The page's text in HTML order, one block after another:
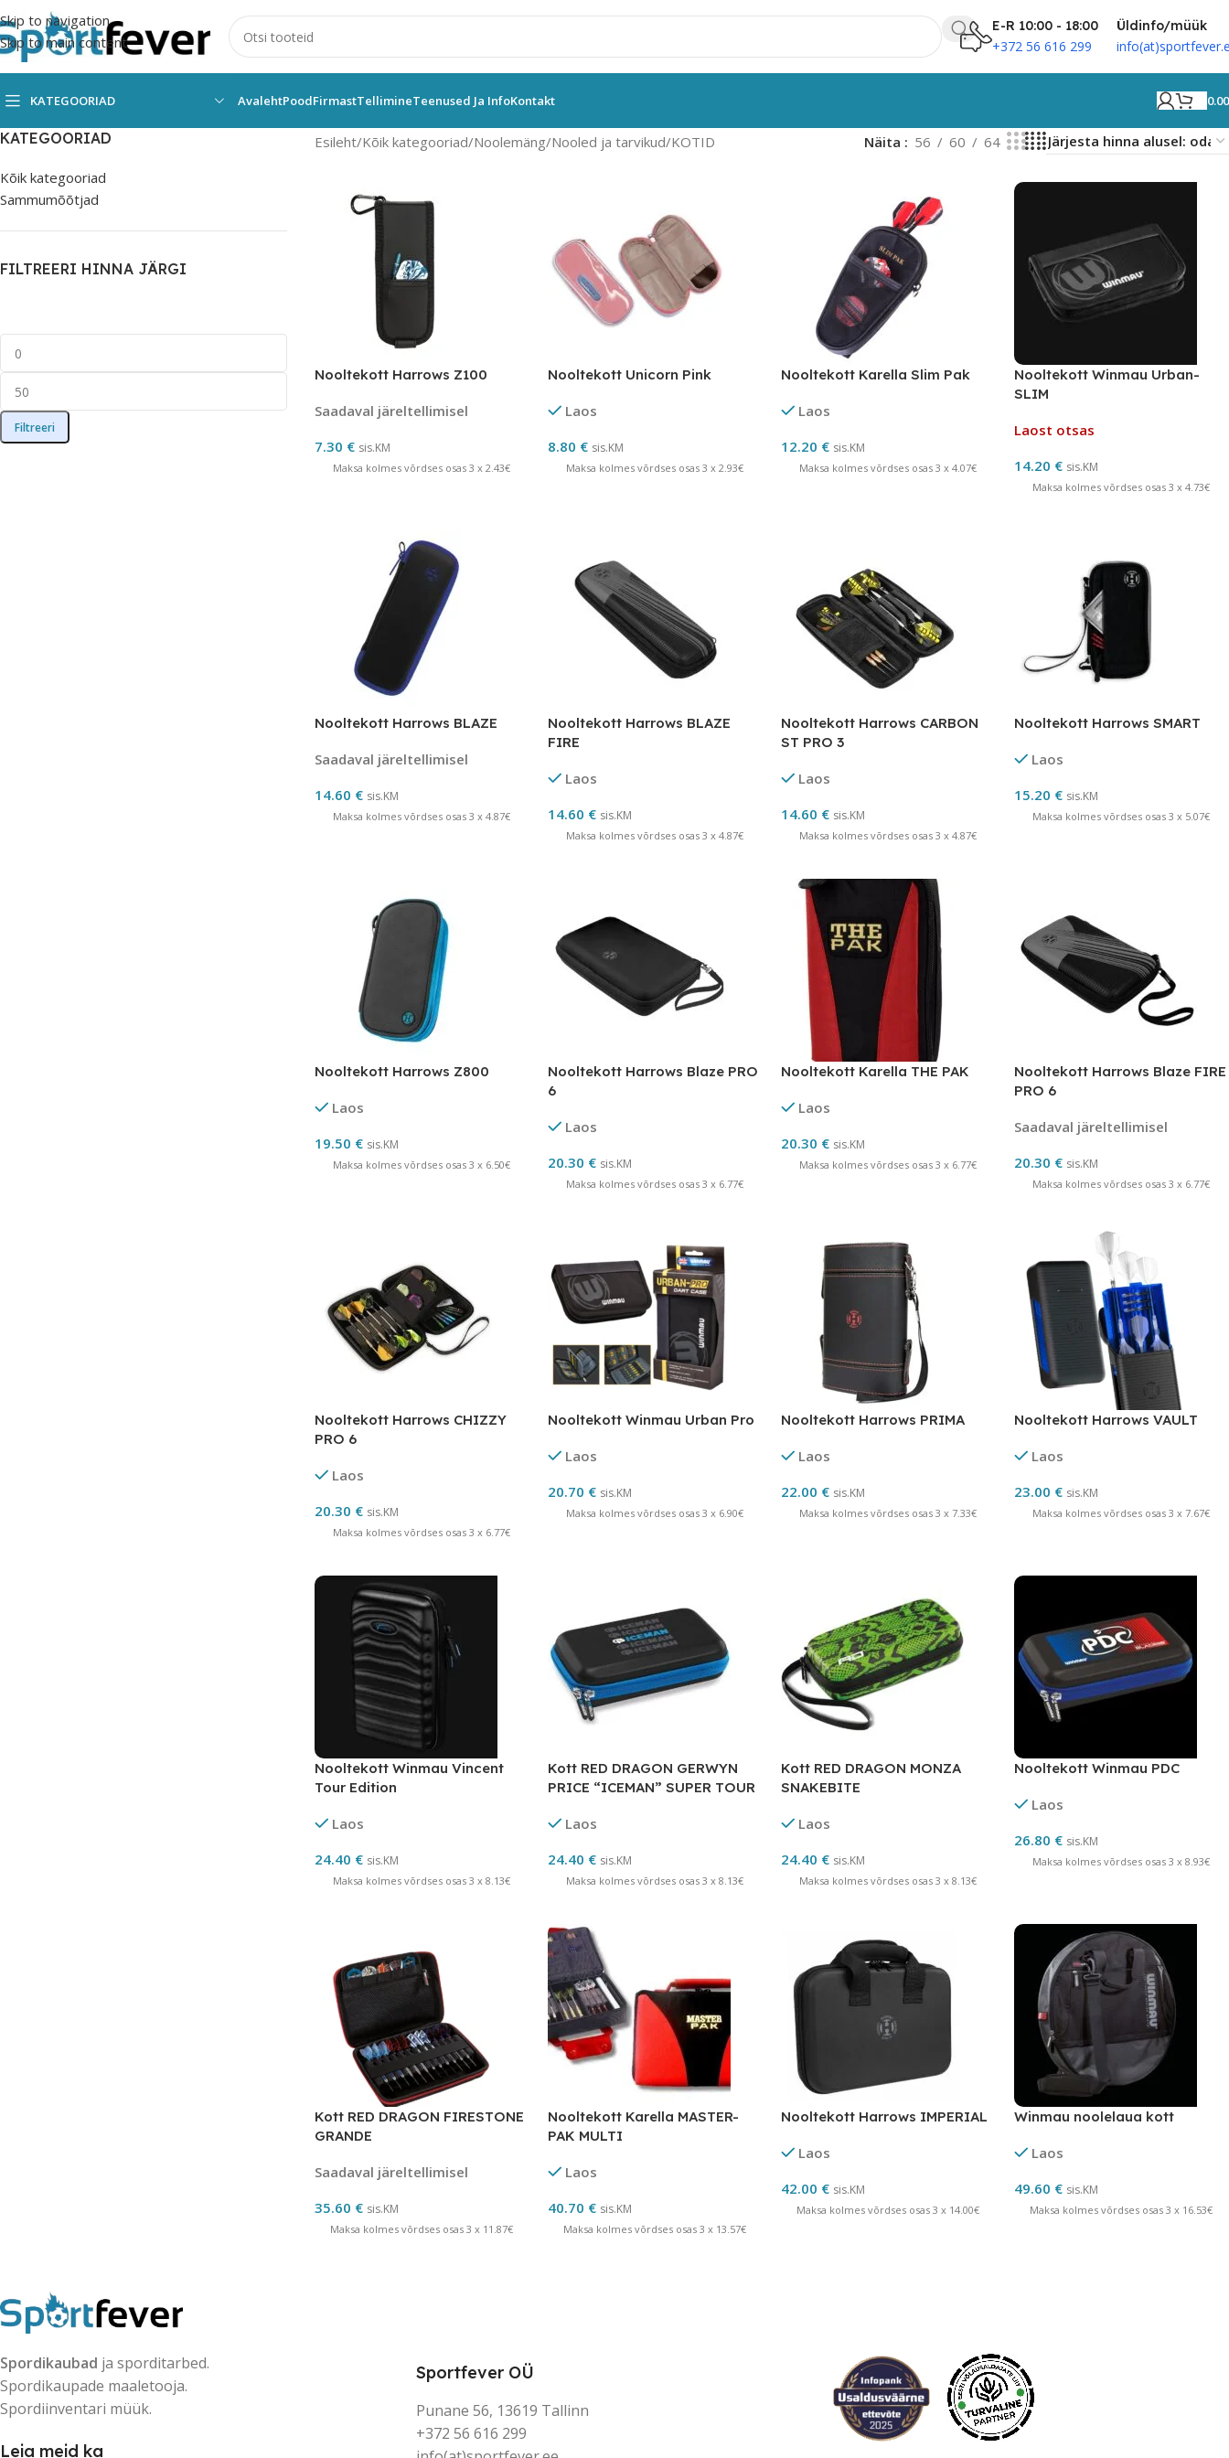
Skip to navigation
Skip to main content
E-R 10:00 - 18:00
+372 56 616 299
Üldinfo/müük
KATEGOORIAD AvalehtPoodFirmastTellimineTeenused Ja InfoKontakt
KATEGOORIAD
Kõik kategooriad
Sammumõõtjad
FILTREERI HINNA JÄRGI
Filtreeri
Esileht Kõik kategooriad Noolemäng Nooled ja tarvikud KOTID Näita 56 60 64
Nooltekott Harrows Z100
Saadaval järeltellimisel
7.30 € sis.KM
Maksa kolmes võrdses osas 3 x 2.43€
Nooltekott Unicorn Pink
Laos
8.80 € sis.KM
Maksa kolmes võrdses osas 3 x 2.93€
Nooltekott Karella Slim Pak
Laos
12.20 € sis.KM
Maksa kolmes võrdses osas 3 x 4.07€
Nooltekott Winmau Urban-
SLIM
Laost otsas
14.20 € sis.KM
Maksa kolmes võrdses osas 3 x 4.73€
Nooltekott Harrows BLAZE
Saadaval järeltellimisel
14.60 € sis.KM
Maksa kolmes võrdses osas 3 x 4.87€
Nooltekott Harrows BLAZE
FIRE
Laos
14.60 € sis.KM
Maksa kolmes võrdses osas 3 x 4.87€
Nooltekott Harrows CARBON
ST PRO 3
Laos
14.60 € sis.KM
Maksa kolmes võrdses osas 3 x 4.87€
Nooltekott Harrows SMART
Laos
15.20 € sis.KM
Maksa kolmes võrdses osas 3 x 5.07€
Nooltekott Harrows Z800
Laos
19.50 € sis.KM
Maksa kolmes võrdses osas 3 x 6.50€
Nooltekott Harrows Blaze PRO
6
Laos
20.30 € sis.KM
Maksa kolmes võrdses osas 3 x 6.77€
Nooltekott Karella THE PAK
Laos
20.30 € sis.KM
Maksa kolmes võrdses osas 3 x 6.77€
Nooltekott Harrows Blaze FIRE
PRO 6
Saadaval järeltellimisel
20.30 € sis.KM
Maksa kolmes võrdses osas 3 x 6.77€
Nooltekott Harrows CHIZZY
PRO 6
Laos
20.30 € sis.KM
Maksa kolmes võrdses osas 3 x 6.77€
Nooltekott Winmau Urban Pro
Laos
20.70 € sis.KM
Maksa kolmes võrdses osas 3 x 6.90€
Nooltekott Harrows PRIMA
Laos
22.00 € sis.KM
Maksa kolmes võrdses osas 3 x 7.33€
Nooltekott Harrows VAULT
Laos
23.00 € sis.KM
Maksa kolmes võrdses osas 3 x 7.67€
Nooltekott Winmau Vincent
Tour Edition
Laos
24.40 € sis.KM
Maksa kolmes võrdses osas 3 x 8.13€
Kott RED DRAGON GERWYN
PRICE “ICEMAN” SUPER TOUR
Laos
24.40 € sis.KM
Maksa kolmes võrdses osas 3 x 8.13€
Kott RED DRAGON MONZA
SNAKEBITE
Laos
24.40 € sis.KM
Maksa kolmes võrdses osas 3 x 8.13€
Nooltekott Winmau PDC
Laos
26.80 € sis.KM
Maksa kolmes võrdses osas 3 x 8.93€
Kott RED DRAGON FIRESTONE
GRANDE
Saadaval järeltellimisel
35.60 € sis.KM
Maksa kolmes võrdses osas 3 x 11.87€
Nooltekott Karella MASTER-
PAK MULTI
Laos
40.70 € sis.KM
Maksa kolmes võrdses osas 3 x 13.57€
Nooltekott Harrows IMPERIAL
Laos
42.00 € sis.KM
Maksa kolmes võrdses osas 3 x 14.00€
Winmau noolelaua kott
Laos
49.60 € sis.KM
Maksa kolmes võrdses osas 3 x 16.53€
Spordikaubad ja sporditarbed.
Spordikaupade maaletooja.
Spordiinventari müük.
Leia meid ka
Sportfever OÜ
Punane 56, 13619 Tallinn
+372 56 616 299